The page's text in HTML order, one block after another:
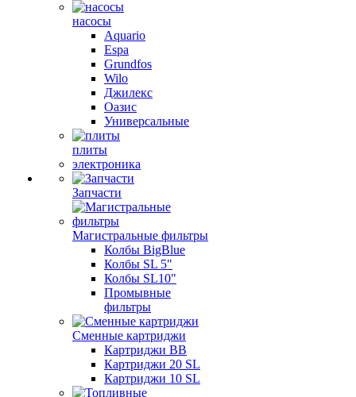
насосы
Aquario
Espa
Grundfos
Wilo
Джилекс
Оазис
Универсальные
плиты
электроника
Запчасти
Магистральные фильтры
Колбы BigBlue
Колбы SL 5"
Колбы SL10"
Промывные
фильтры
Сменные картриджи
Картриджи BB
Картриджи 20 SL
Картриджи 10 SL